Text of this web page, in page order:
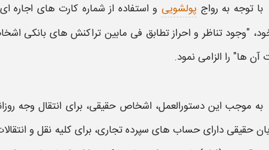
با توجه به رواج پولشویی و استفاده از شماره کارت های اجاره
"وجود تناظر و احراز تطابق فی مابین تراکنش‌ های بانکی
ها" را الزامی نمود.
حقیقی دارایحساب‌ های سپرده تجاری، برای کلیه نقل و